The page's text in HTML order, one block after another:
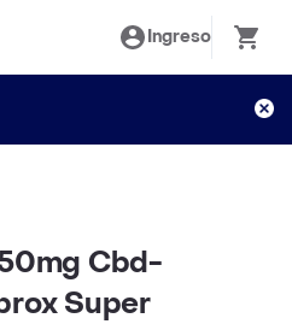
Ingreso
Cbd-
Super